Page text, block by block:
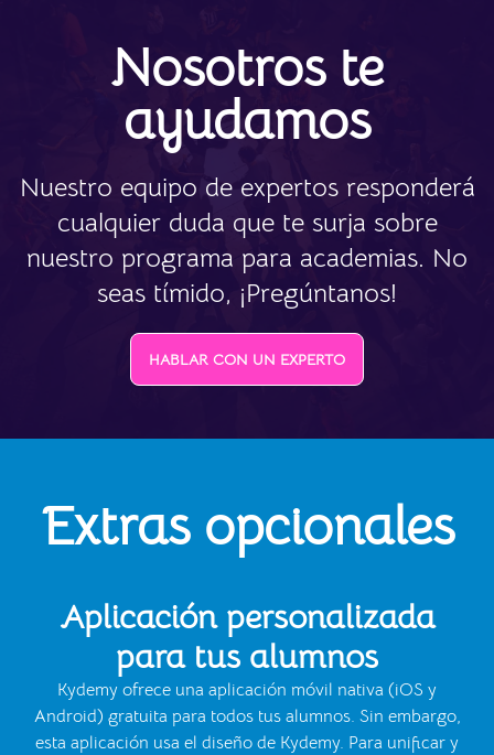
Nosotros te
ayudamos
Nuestro equipo de expertos responderá
cualquier duda que te surja sobre
nuestro programa para academias. No
seas tímido, ¡Pregúntanos!
HABLAR CON UN EXPERTO
Extras opcionales
Aplicación personalizada
para tus alumnos
Kydemy ofrece una aplicación móvil nativa (iOS y
Android) gratuita para todos tus alumnos. Sin embargo,
esta aplicación usa el diseño de Kydemy. Para unificar y